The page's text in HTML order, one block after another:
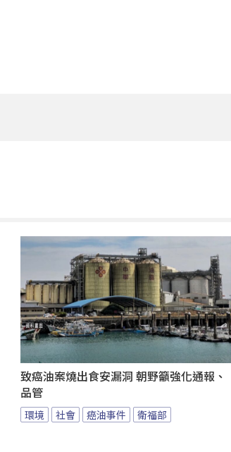
致癌油案燒出食安漏洞 朝野籲強化通報、
品管
環境 社會 癌油事件 衛福部